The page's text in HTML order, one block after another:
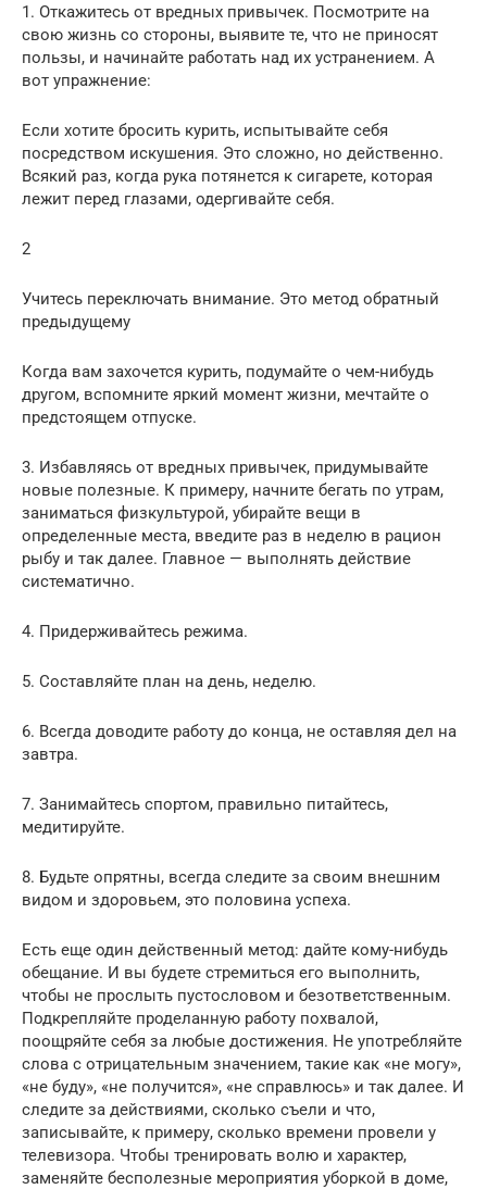
1. Откажитесь от вредных привычек. Посмотрите на
свою жизнь со стороны, выявите те, что не приносят
пользы, и начинайте работать над их устранением. А
вот упражнение:
Если хотите бросить курить, испытывайте себя
посредством искушения. Это сложно, но действенно.
Всякий раз, когда рука потянется к сигарете, которая
лежит перед глазами, одергивайте себя.
2
Учитесь переключать внимание. Это метод обратный
предыдущему
Когда вам захочется курить, подумайте о чем-нибудь
другом, вспомните яркий момент жизни, мечтайте о
предстоящем отпуске.
3. Избавляясь от вредных привычек, придумывайте
новые полезные. К примеру, начните бегать по утрам,
заниматься физкультурой, убирайте вещи в
определенные места, введите раз в неделю в рацион
рыбу и так далее. Главное — выполнять действие
систематично.
4. Придерживайтесь режима.
5. Составляйте план на день, неделю.
6. Всегда доводите работу до конца, не оставляя дел на
завтра.
7. Занимайтесь спортом, правильно питайтесь,
медитируйте.
8. Будьте опрятны, всегда следите за своим внешним
видом и здоровьем, это половина успеха.
Есть еще один действенный метод: дайте кому-нибудь
обещание. И вы будете стремиться его выполнить,
чтобы не прослыть пустословом и безответственным.
Подкрепляйте проделанную работу похвалой,
поощряйте себя за любые достижения. Не употребляйте
слова с отрицательным значением, такие как «не могу»,
«не буду», «не получится», «не справлюсь» и так далее. И
следите за действиями, сколько съели и что,
записывайте, к примеру, сколько времени провели у
телевизора. Чтобы тренировать волю и характер,
заменяйте бесполезные мероприятия уборкой в доме,